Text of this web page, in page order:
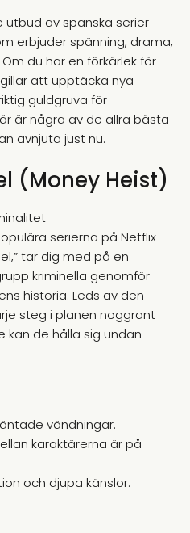
av spanska serier
erbjuder spänning, drama,
du har en förkärlek för
att upptäcka nya
guldgruva för
är några av de allra bästa
avnjuta just nu.
(Money Heist)
serierna på Netflix
tar dig med på en
kriminella genomför
historia. Leds av den
steg i planen noggrant
kan de hålla sig undan
vändningar.
karaktärerna är på
och djupa känslor.